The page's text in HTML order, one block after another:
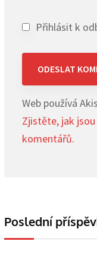
Přihlásit k
Web používá
Zjistěte, jak
komentářů.
Poslední